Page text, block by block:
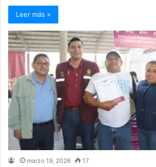
Leer más »
marzo 19, 2026 17